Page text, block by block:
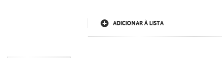
ADICIONAR À LISTA